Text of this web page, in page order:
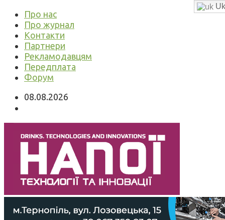
Про нас
Про журнал
Контакти
Партнери
Рекламодавцям
Передплата
Форум
08.08.2026